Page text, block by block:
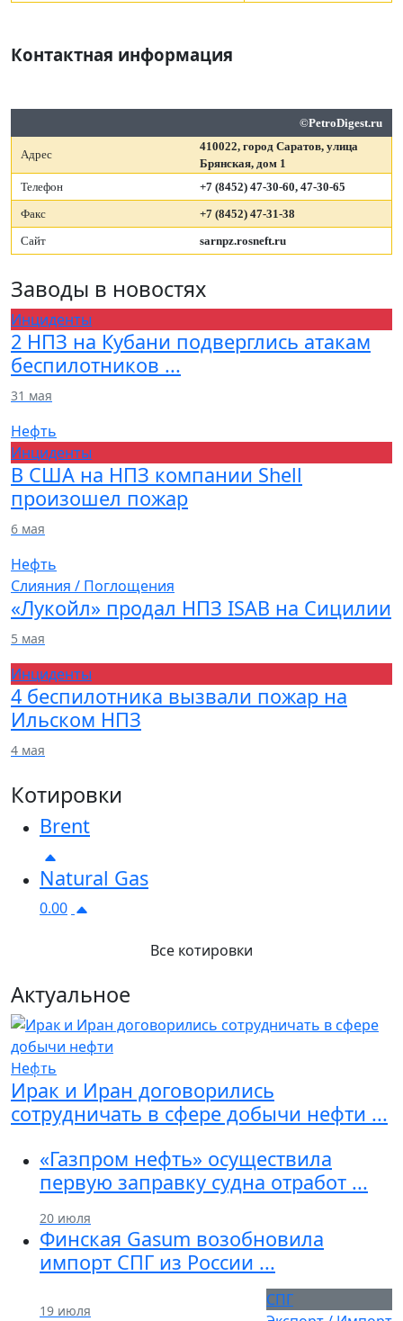
Контактная информация
©PetroDigest.ru
Адрес
410022, город Саратов, улица
Брянская, дом 1
Телефон
+7 (8452) 47-30-60, 47-30-65
Факс
+7 (8452) 47-31-38
Сайт
sarnpz.rosneft.ru
Заводы в новостях
Инциденты
2 НПЗ на Кубани подверглись атакам
беспилотников ...
31 мая
Нефть
Инциденты
В США на НПЗ компании Shell
произошел пожар
6 мая
Нефть
Слияния / Поглощения
«Лукойл» продал НПЗ ISAB на Сицилии
5 мая
Инциденты
4 беспилотника вызвали пожар на
Ильском НПЗ
4 мая
Котировки
Brent
Natural Gas
0.00
Все котировки
Актуальное
Нефть
Ирак и Иран договорились
сотрудничать в сфере добычи нефти ...
Previous
«Газпром нефть» осуществила
первую заправку судна отработ ...
20 июля
Финская Gasum возобновила
импорт СПГ из России ...
19 июля
СПГ